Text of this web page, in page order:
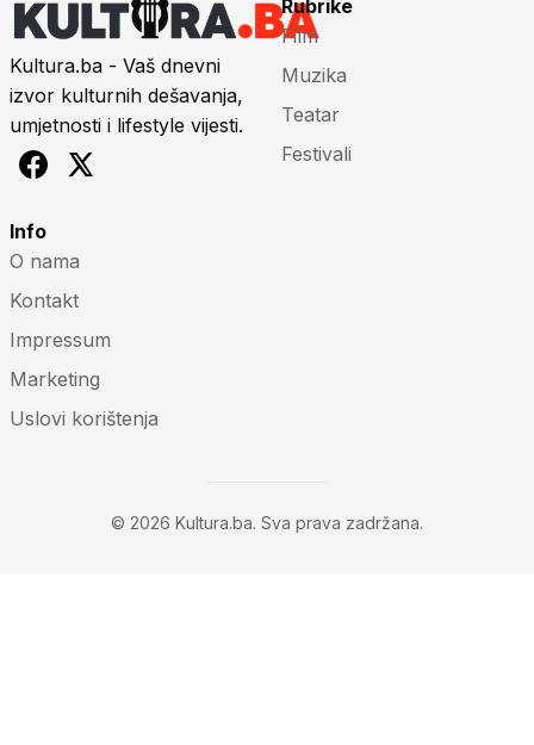
Kultura.ba - Vaš dnevni
izvor kulturnih dešavanja,
umjetnosti i lifestyle vijesti.
Rubrike
Film
Muzika
Teatar
Festivali
Info
O nama
Kontakt
Impressum
Marketing
Uslovi korištenja
© 2026 Kultura.ba. Sva prava zadržana.